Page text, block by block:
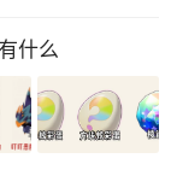
什么